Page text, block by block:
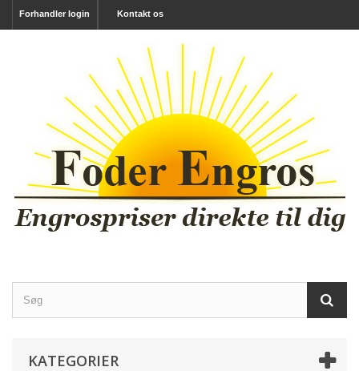
Forhandler login Kontakt os
KATEGORIER